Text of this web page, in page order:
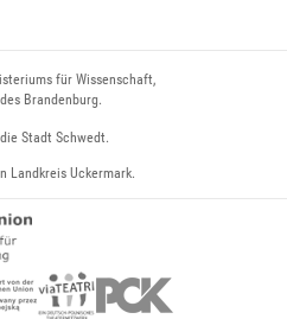
für Wissenschaft,
Brandenburg.
Stadt Schwedt.
Landkreis Uckermark.